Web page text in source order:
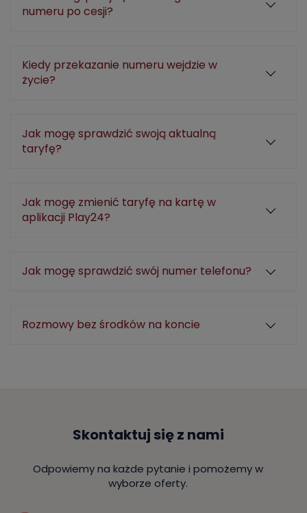
numeru po cesji?
Kiedy przekazanie numeru wejdzie w
życie?
Jak mogę sprawdzić swoją aktualną
taryfę?
Jak mogę zmienić taryfę na kartę w
aplikacji Play24?
Jak mogę sprawdzić swój numer telefonu?
Rozmowy bez środków na koncie
Skontaktuj się z nami
Odpowiemy na każde pytanie i pomożemy w
wyborze oferty.